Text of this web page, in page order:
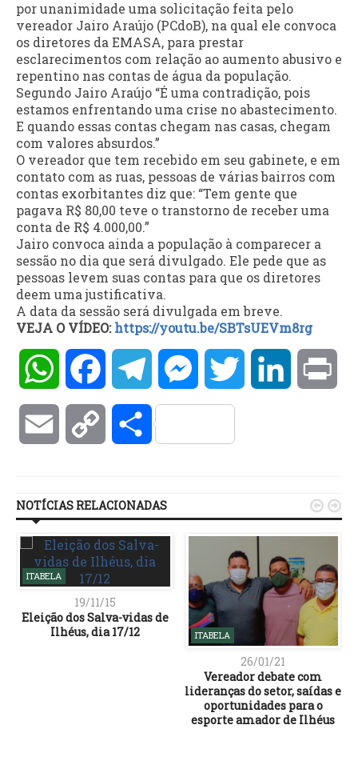
por unanimidade uma solicitação feita pelo
vereador Jairo Araújo (PCdoB), na qual ele convoca
os diretores da EMASA, para prestar
esclarecimentos com relação ao aumento abusivo e
repentino nas contas de água da população.
Segundo Jairo Araújo “É uma contradição, pois
estamos enfrentando uma crise no abastecimento.
E quando essas contas chegam nas casas, chegam
com valores absurdos.”
O vereador que tem recebido em seu gabinete, e em
contato com as ruas, pessoas de várias bairros com
contas exorbitantes diz que: “Tem gente que
pagava R$ 80,00 teve o transtorno de receber uma
conta de R$ 4.000,00.”
Jairo convoca ainda a população à comparecer a
sessão no dia que será divulgado. Ele pede que as
pessoas levem suas contas para que os diretores
deem uma justificativa.
A data da sessão será divulgada em breve.
VEJA O VÍDEO:https://youtu.be/SBTsUEVm8rg
WhatsAppFacebookTelegramMessengerTwitter LinkedIn
Email Copy Compartilhar
NOTÍCIAS RELACIONADAS
ITABELA
19/11/15
Eleição dos Salva-vidas de
Ilhéus, dia 17/12
ITABELA
26/01/21
Vereador debate com
lideranças do setor, saídas e
oportunidades para o
esporte amador de Ilhéus
 